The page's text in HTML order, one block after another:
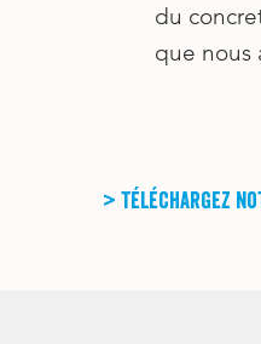
du
que nous
> Téléchargez